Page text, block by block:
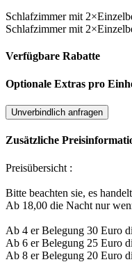
Schlafzimmermit
Schlafzimmermit
Verfügbare Rabatte
Optionale Extras pro
Unverbindlich anfragen
Zusätzliche
Preisübersicht :
Bitte beachten sie, es
Ab 18,00 die Nacht nur
Ab 4 er Belegung 30 Euro
Ab 6 er Belegung 25 Euro
Ab 8 er Belegung 20 Euro